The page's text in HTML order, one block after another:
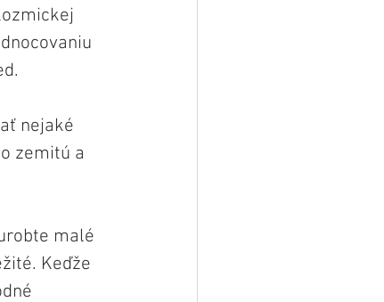
nejaké
zemitú a
malé
Keďže